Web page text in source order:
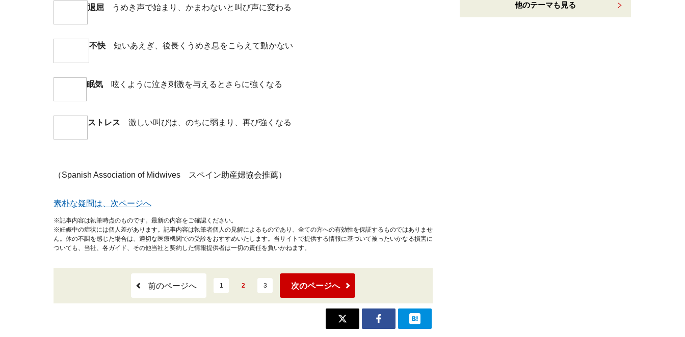
退屈 うめき声で始まり、かまわないと叫び声に変わる
不快 短いあえぎ、後長くうめき息をこらえて動かない
眠気 呟くように泣き刺激を与えるとさらに強くなる
ストレス 激しい叫びは、のちに弱まり、再び強くなる
（Spanish Association of Midwives スペイン助産婦協会推薦）
素朴な疑問は、次ページへ
※記事内容は執筆時点のものです。最新の内容をご確認ください。
※妊娠中の症状には個人差があります。記事内容は執筆者個人の見解によるものであり、全ての方への有効性を保証するものではありませ
ん。体の不調を感じた場合は、適切な医療機関での受診をおすすめいたします。当サイトで提供する情報に基づいて被ったいかなる損害に
ついても、当社、各ガイド、その他当社と契約した情報提供者は一切の責任を負いかねます。
前のページへ 1 2 3 次のページへ
他のテーマも見る